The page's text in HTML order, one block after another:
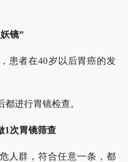
镜”
患者在40岁以后胃癌的发
进行胃镜检查。
1次胃镜筛查
人群，符合任意一条，都